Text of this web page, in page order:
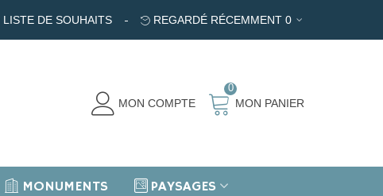
LISTE DE SOUHAITS REGARDÉ RÉCEMMENT 0
MON COMPTE
0
MON PANIER
MONUMENTS PAYSAGES